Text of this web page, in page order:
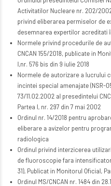
Activitatilor Nucleare nr. 202/
privind eliberarea permiselor de
desemnarea expertilor acreditati
Normele privind procedurile de
CNCAN 155/2018, publicate in
I,nr. 576 bis din 9 iulie 2018
Normele de autorizare a lucrului
incintei special amenajate (NSR-
73/11.02.2002 al presedintelui
Partea I, nr. 297 din 7 mai 2002
Ordinul nr. 14/2018 pentru
eliberare a avizelor pentru
radiologica
Ordinul privind interzicerea
de fluoroscopie fara
31), Publicat in Monitorul Oficial,
Ordinul MS/CNCAN nr. 1484 din